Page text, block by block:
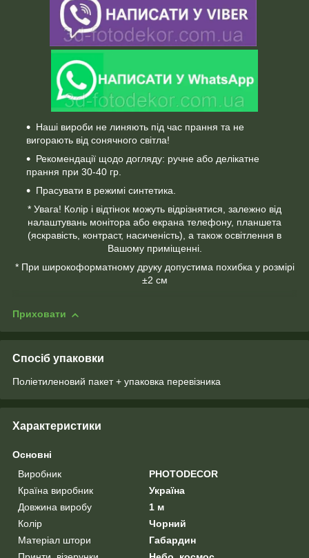
Наші вироби не линяють під час прання та не
вигорають від сонячного світла!
Рекомендації щодо догляду: ручне або делікатне
прання при 30-40 гр.
Прасувати в режимі синтетика.
* Увага! Колір і відтінок можуть відрізнятися, залежно від
налаштувань монітора або екрана телефону, планшета
(яскравість, контраст, насиченість), а також освітлення в
Вашому приміщенні.
* При широкоформатному друку допустима похибка у розмірі
±2 см
Приховати
Спосіб упаковки
Поліетиленовий пакет + упаковка перевізника
Характеристики
Основні
Виробник
PHOTODECOR
Країна виробник
Україна
Довжина виробу
1 м
Колір
Чорний
Матеріал штори
Габардин